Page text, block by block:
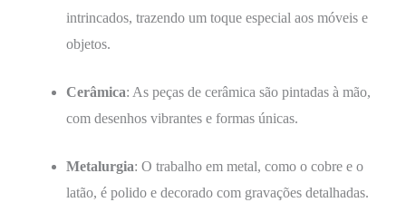
intrincados, trazendo um toque especial aos móveis e
objetos.
Cerâmica: As peças de cerâmica são pintadas à mão,
com desenhos vibrantes e formas únicas.
Metalurgia: O trabalho em metal, como o cobre e o
latão, é polido e decorado com gravações detalhadas.